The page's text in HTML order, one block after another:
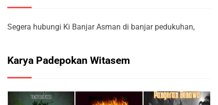
Segera hubungi Ki Banjar Asman di banjar pedukuhan,
Karya Padepokan Witasem